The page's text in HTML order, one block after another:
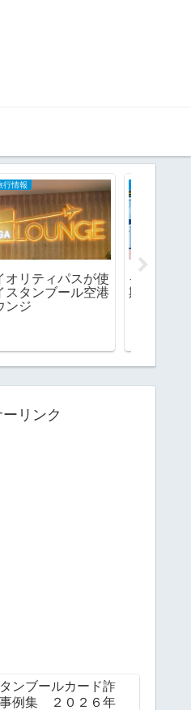
のホテル
タンブールおすすめ
ホテル8選
リンク
ンブールカード詐
例集 ２０２６年